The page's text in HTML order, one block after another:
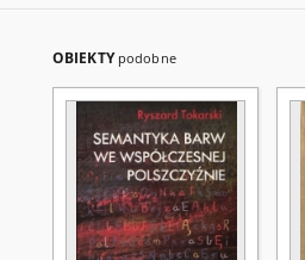
OBIEKTY podobne